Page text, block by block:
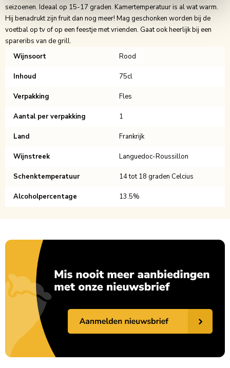
seizoenen. Ideaal op 15-17 graden. Kamertemperatuur is al wat warm.
Hij benadrukt zijn fruit dan nog meer! Mag geschonken worden bij de
voetbal op tv of op een feestje met vrienden. Gaat ook heerlijk bij een
spareribs van de grill.
Wijnsoort
Rood
Inhoud 75cl
Verpakking Fles
Aantal per verpakking 1
Land Frankrijk
Wijnstreek Languedoc-Roussillon
Schenktemperatuur 14 tot 18 graden Celcius
Alcoholpercentage 13.5%